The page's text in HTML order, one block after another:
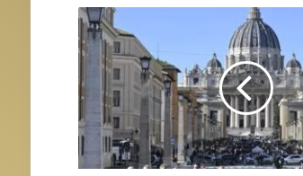
R
o
m
a
g